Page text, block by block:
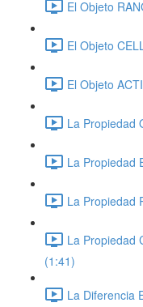
El Objeto
El Objeto
El Objeto
La Propiedad
La Propiedad
La Propiedad
La Propiedad
(1:41)
La Diferencia